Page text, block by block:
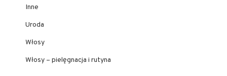
Inne
Uroda
Włosy
Włosy – pielęgnacja i rutyna